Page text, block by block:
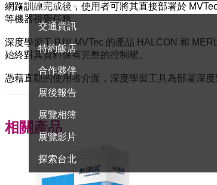
展覽資訊
交通資訊
特約飯店
合作夥伴
展後報告
展覽相簿
展覽影片
探索台北
網路訓練完成後，使用者可將其直接部署於
等機器視覺任務。
深度學習工具與 MVTec 的產品 HALCON 和
始終對其資料保有完整的控制權。
憑藉直觀的使用者介面，深度學習工具為部署深
相關產品